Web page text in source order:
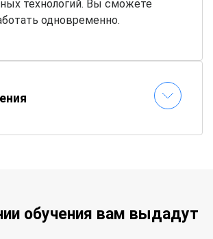
технологий. Вы сможете
одновременно.
обучения вам выдадут